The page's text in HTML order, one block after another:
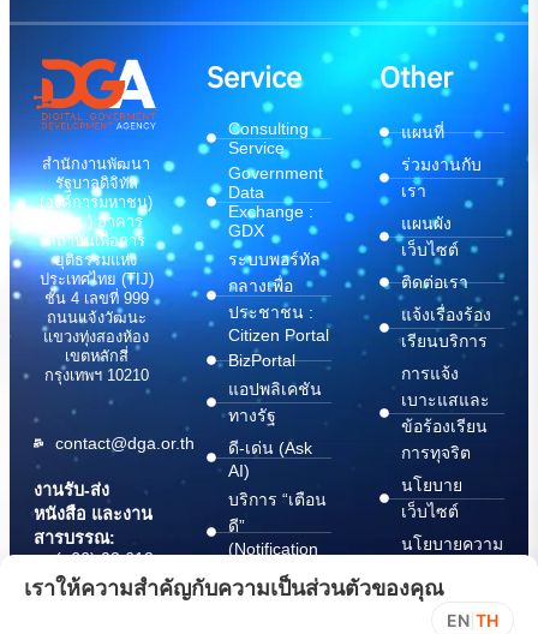
สำนักงานพัฒนา
รัฐบาลดิจิทัล
(องค์การมหาชน)
(สพร.) อาคาร
สถาบันเพื่อการ
ยุติธรรมแห่ง
ประเทศไทย (TIJ)
ชั้น 4 เลขที่ 999
ถนนแจ้งวัฒนะ
แขวงทุ่งสองห้อง
เขตหลักสี่
กรุงเทพฯ 10210
contact@dga.or.th
งานรับ-ส่ง
หนังสือ และงาน
สารบรรณ:
(+66) 02 612
6000
saraban@dga.or.th
Service
Consulting
Service
Government
Data
Exchange :
GDX
ระบบพอร์ทัล
กลางเพื่อ
ประชาชน :
Citizen Portal
BizPortal
แอปพลิเคชัน
ทางรัฐ
ดี-เด่น (Ask
AI)
บริการ “เตือน
ดี”
(Notification
บริการ
Other
แผนที่
ร่วมงานกับ
เรา
แผนผัง
เว็บไซต์
ติดต่อเรา
แจ้งเรื่องร้อง
เรียนบริการ
การแจ้ง
เบาะแสและ
ข้อร้องเรียน
การทุจริต
นโยบาย
เว็บไซต์
นโยบายความ
ปลอดภัย
สารสนเทศ
เราให้ความสำคัญกับความเป็นส่วนตัวของคุณ
EN TH